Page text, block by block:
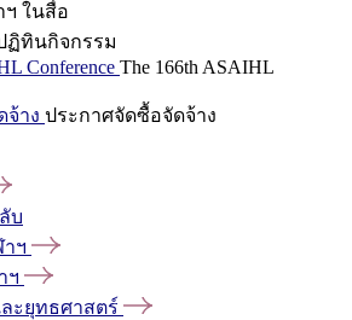
ฯ ในสื่อ
ฏิทินกิจกรรม
Conference The 166th ASAIHL
จ้าง ประกาศจัดซื้อจัดจ้าง
บ
าฯ
ฯ
ะยุทธศาสตร์